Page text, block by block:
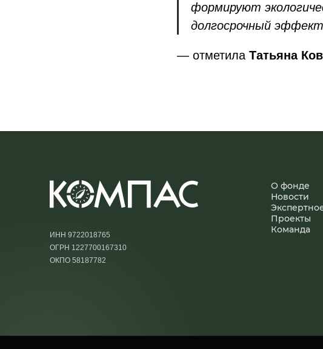
формируют
долгосрочный
— отметила Татьяна
ИНН 9722018765
ОГРН 1227700167310
ОКПО 58187782
О фонде
Новости
Проекты
Команда